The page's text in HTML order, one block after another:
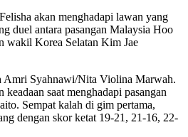
akan menghadapi lawan yang
duel antara pasangan Malaysia Hoo
wakil Korea Selatan Kim Jae
Amri Syahnawi/Nita Violina Marwah.
saat menghadapi pasangan
Sempat kalah di gim pertama,
dengan skor ketat 19-21, 21-16, 22-